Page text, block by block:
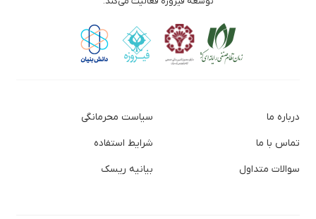
درباره ما
تماس با ما
سوالات متداول
سیاست محرمانگی
شرایط استفاده
بیانیه ریسک